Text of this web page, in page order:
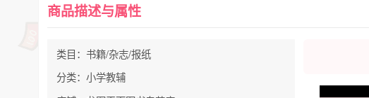
商品描述与属性
类目：书籍/杂志/报纸
分类：小学教辅